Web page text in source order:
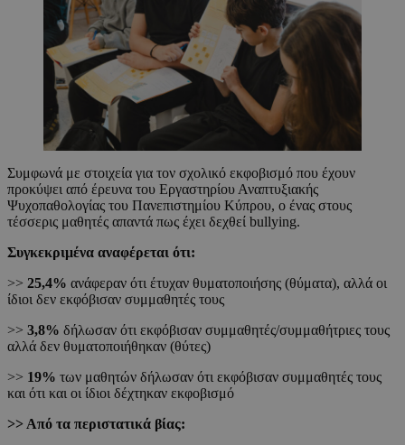
Συμφωνά με στοιχεία για τον σχολικό εκφοβισμό που έχουν
προκύψει από έρευνα του Εργαστηρίου Αναπτυξιακής
Ψυχοπαθολογίας του Πανεπιστημίου Κύπρου, ο ένας στους
τέσσερις μαθητές απαντά πως έχει δεχθεί bullying.
Συγκεκριμένα αναφέρεται ότι:
>> 25,4% ανάφεραν ότι έτυχαν θυματοποιήσης (θύματα), αλλά οι
ίδιοι δεν εκφόβισαν συμμαθητές τους
>> 3,8% δήλωσαν ότι εκφόβισαν συμμαθητές/συμμαθήτριες τους
αλλά δεν θυματοποιήθηκαν (θύτες)
>> 19% των μαθητών δήλωσαν ότι εκφόβισαν συμμαθητές τους
και ότι και οι ίδιοι δέχτηκαν εκφοβισμό
>> Από τα περιστατικά βίας: